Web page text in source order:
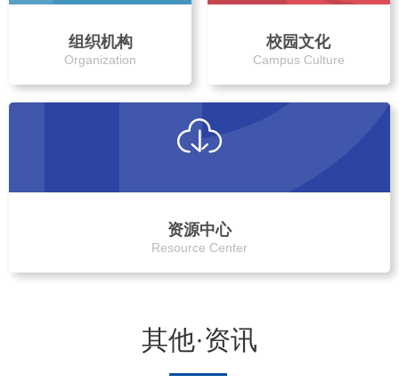
组织机构
Organization
校园文化
Campus Culture
资源中心
Resource Center
其他·资讯